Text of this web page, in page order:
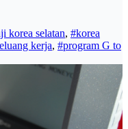
korea selatan, #korea
kerja, #program G to